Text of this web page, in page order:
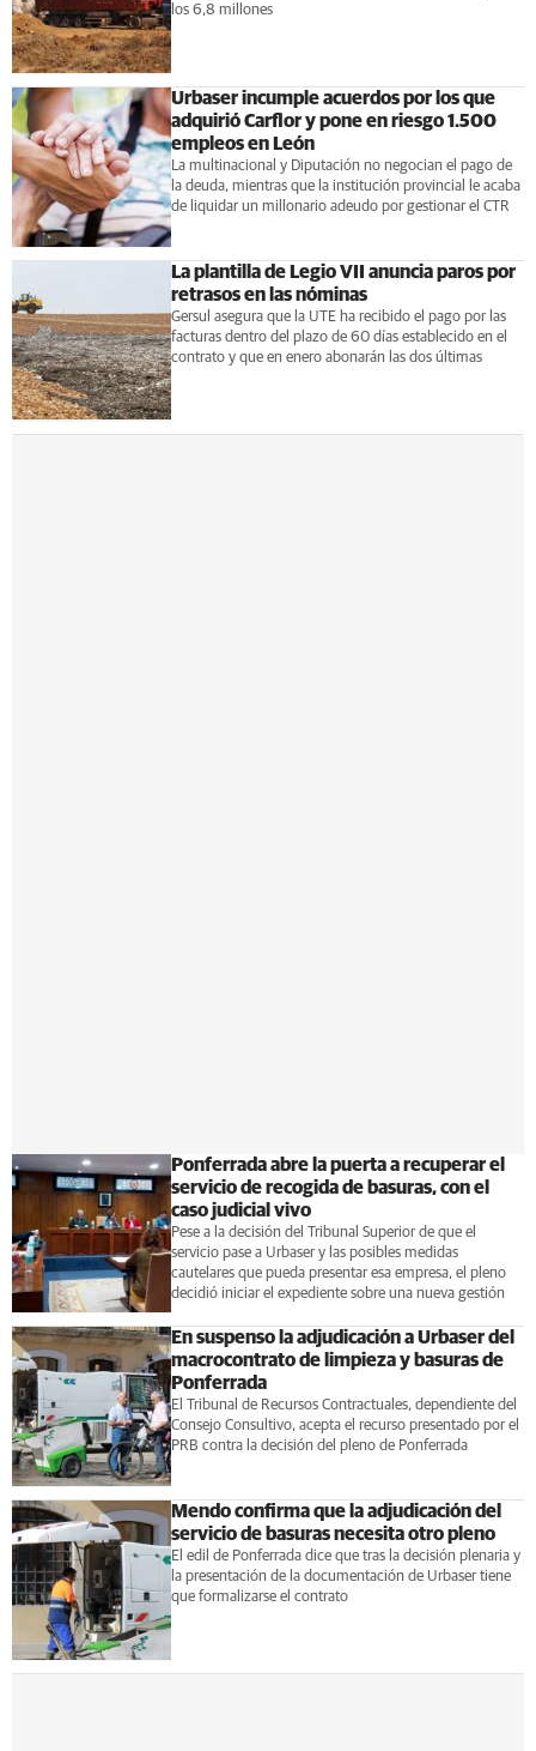
los 6,8 millones
Urbaser incumple acuerdos por los que
adquirió Carflor y pone en riesgo 1.500
empleos en León
La multinacional y Diputación no negocian el pago de
la deuda, mientras que la institución provincial le acaba
de liquidar un millonario adeudo por gestionar el CTR
La plantilla de Legio VII anuncia paros por
retrasos en las nóminas
Gersul asegura que la UTE ha recibido el pago por las
facturas dentro del plazo de 60 días establecido en el
contrato y que en enero abonarán las dos últimas
Ponferrada abre la puerta a recuperar el
servicio de recogida de basuras, con el
caso judicial vivo
Pese a la decisión del Tribunal Superior de que el
servicio pase a Urbaser y las posibles medidas
cautelares que pueda presentar esa empresa, el pleno
decidió iniciar el expediente sobre una nueva gestión
En suspenso la adjudicación a Urbaser del
macrocontrato de limpieza y basuras de
Ponferrada
El Tribunal de Recursos Contractuales, dependiente del
Consejo Consultivo, acepta el recurso presentado por el
PRB contra la decisión del pleno de Ponferrada
Mendo confirma que la adjudicación del
servicio de basuras necesita otro pleno
El edil de Ponferrada dice que tras la decisión plenaria y
la presentación de la documentación de Urbaser tiene
que formalizarse el contrato